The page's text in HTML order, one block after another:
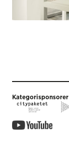
Kategorisponsorer